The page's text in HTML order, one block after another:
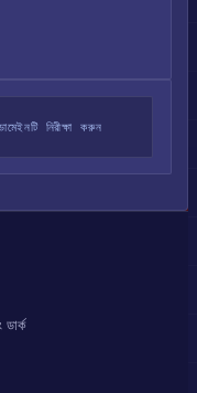
নিরীক্ষা করুন